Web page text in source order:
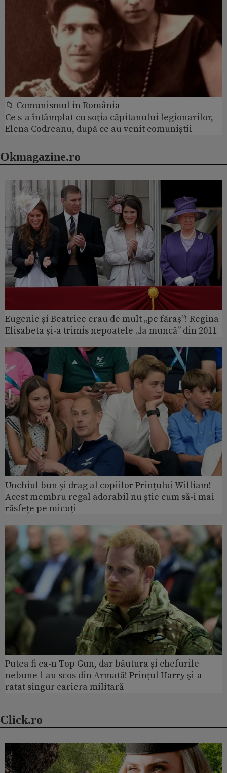
📁 Comunismul in România
Ce s-a întâmplat cu soţia căpitanului legionarilor,
Elena Codreanu, după ce au venit comuniștii
Okmagazine.ro
Eugenie și Beatrice erau de mult „pe făraș”! Regina
Elisabeta și-a trimis nepoatele „la muncă” din 2011
Unchiul bun și drag al copiilor Prințului William!
Acest membru regal adorabil nu știe cum să-i mai
răsfețe pe micuți
Putea fi ca-n Top Gun, dar băutura și chefurile
nebune l-au scos din Armată! Prințul Harry și-a
ratat singur cariera militară
Click.ro